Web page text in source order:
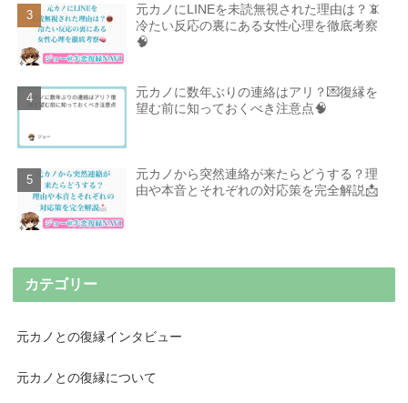
元カノにLINEを未読無視された理由は？📵
冷たい反応の裏にある女性心理を徹底考察
🧠
元カノに数年ぶりの連絡はアリ？💌復縁を
望む前に知っておくべき注意点🧠
元カノから突然連絡が来たらどうする？理
由や本音とそれぞれの対応策を完全解説📩
カテゴリー
元カノとの復縁インタビュー
元カノとの復縁について